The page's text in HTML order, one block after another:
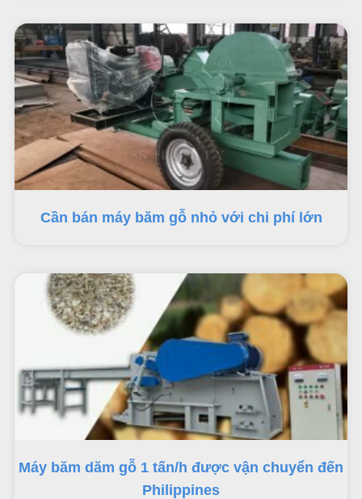
Cần bán máy băm gỗ nhỏ với chi phí lớn
Máy băm dăm gỗ 1 tấn/h được vận chuyển đến
Philippines